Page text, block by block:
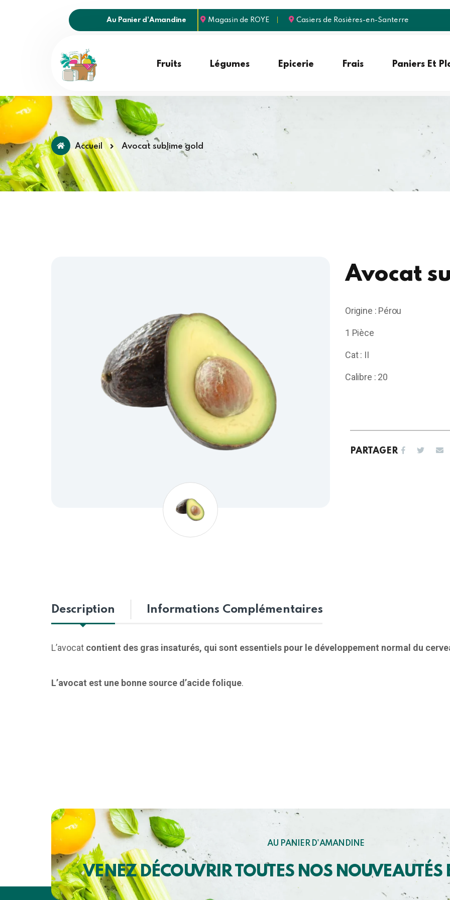
Au Panier d'Amandine Magasin de ROYE Casiers de Rosières-en-Santerre
Fruits Légumes Epicerie Frais Paniers Et
Accueil Avocat sublime gold
Avocat
Origine : Pérou
1 Pièce
Cat : II
Calibre : 20
PARTAGER
Description Informations Complémentaires
L’avocat contient des gras insaturés, qui sont essentiels pour le développement normal du
L’avocat est une bonne source d’acide folique.
AU PANIER D'AMANDINE
VENEZ DÉCOUVRIR TOUTES NOS